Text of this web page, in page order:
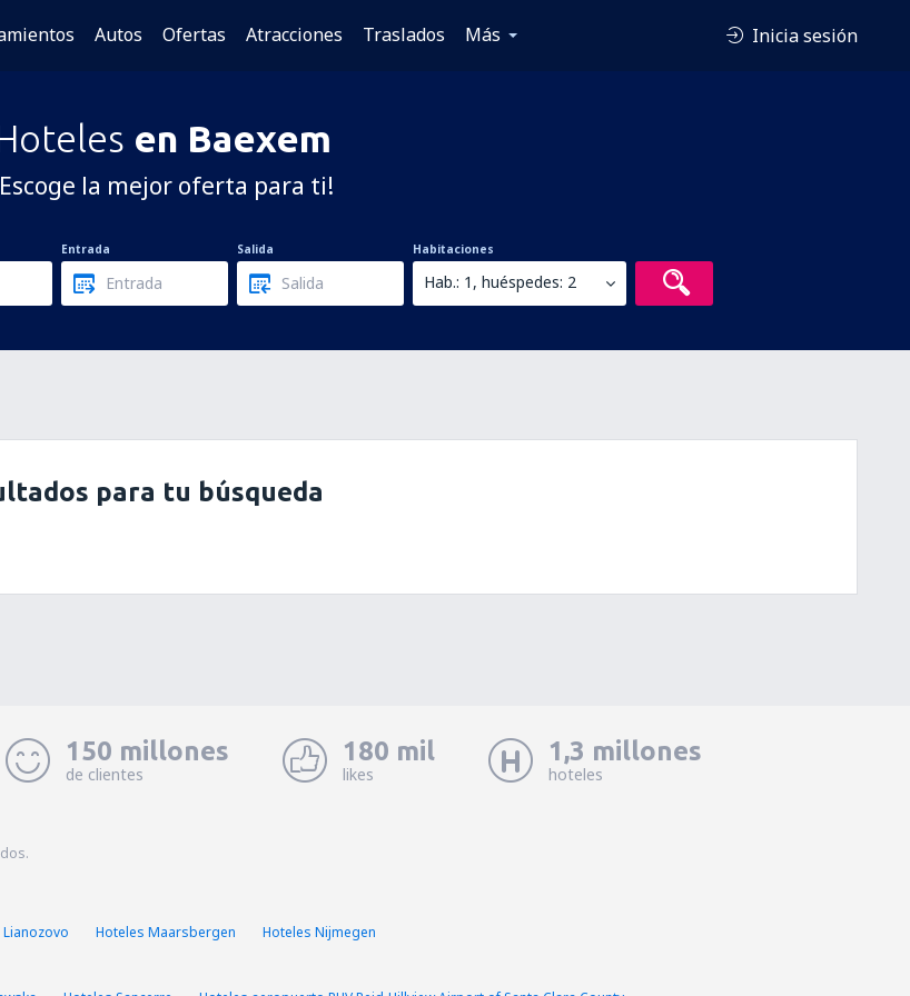
Autos Ofertas Atracciones Traslados Más Inicia sesión
en Baexem
la mejor oferta para ti!
Entrada Salida Habitaciones
Hab.: 1, huéspedes: 2
para tu búsqueda
150 millones
de clientes
180 mil
likes
1,3 millones
hoteles
Hoteles Maarsbergen
Hoteles Nijmegen